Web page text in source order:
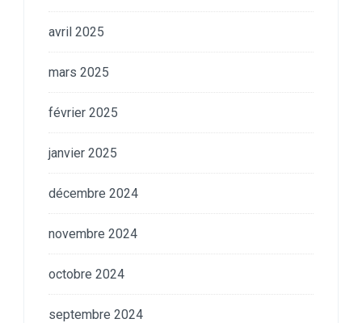
avril 2025
mars 2025
février 2025
janvier 2025
décembre 2024
novembre 2024
octobre 2024
septembre 2024